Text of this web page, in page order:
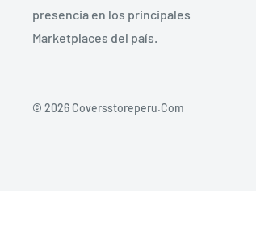
presencia en los principales
Marketplaces del país.
© 2026 Coversstoreperu.Com